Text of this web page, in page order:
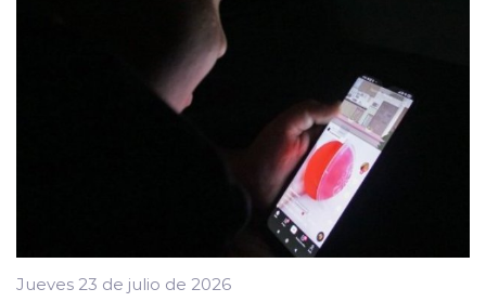
Jueves 23 de julio de 2026